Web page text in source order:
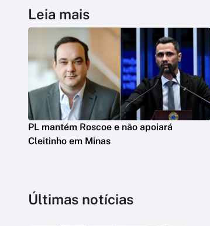
Leia mais
PL mantém Roscoe e não apoiará
Cleitinho em Minas
Últimas notícias